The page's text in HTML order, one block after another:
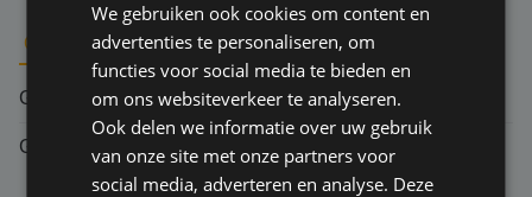
G
Grief
Gevolgschade
We gebruiken ook cookies om content en
advertenties te personaliseren, om
functies voor social media te bieden en
om ons websiteverkeer te analyseren.
Ook delen we informatie over uw gebruik
van onze site met onze partners voor
social media, adverteren en analyse. Deze